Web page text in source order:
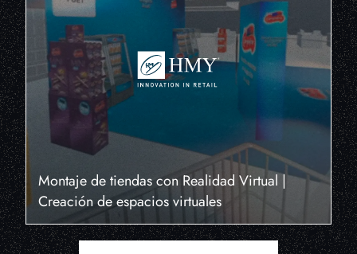
Montaje de tiendas con Realidad Virtual |
Creación de espacios virtuales